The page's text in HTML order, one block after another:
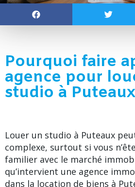
Pourquoi faire
agence pour
studio à
Louer un studio à Puteaux
complexe, surtout si vous
familier avec le marché
qu’intervient une agence
dans la location de biens à